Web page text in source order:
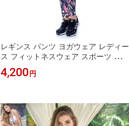
レギンス パンツ ヨガウェア レディー
ス フィットネスウェア スポーツ ボト
ム ハイウエスト 美尻 美脚 脚長 アナ
トミカルウエスト スポーツウェア 10
4,200 円